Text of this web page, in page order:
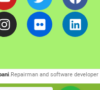
.Repairman and software developer.